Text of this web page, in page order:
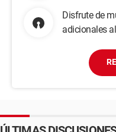
Disfrute de
adicionales